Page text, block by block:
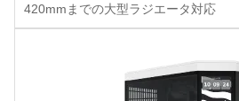
420mmまでの大型ラジエータ対応